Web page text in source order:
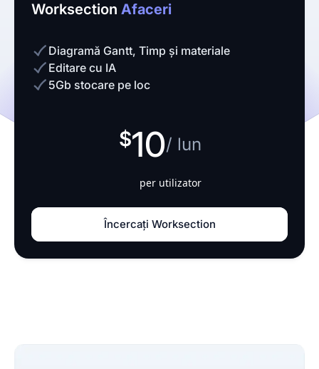
Worksection Afaceri
Diagramă Gantt, Timp și materiale
Editare cu IA
5Gb stocare pe loc
10/ lun
per utilizator
Încercați Worksection